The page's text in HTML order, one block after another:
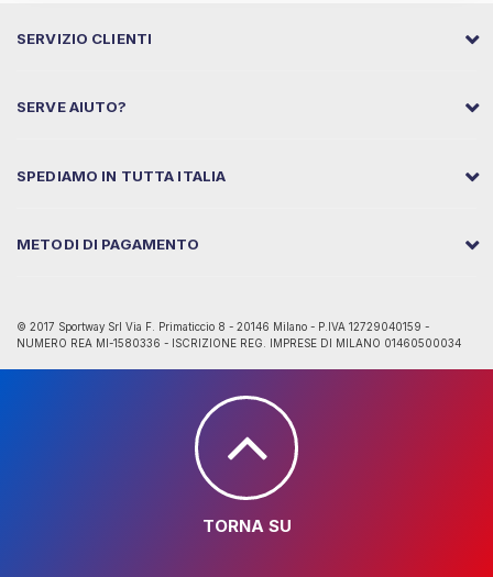
SERVIZIO CLIENTI
SERVE AIUTO?
SPEDIAMO IN TUTTA ITALIA
METODI DI PAGAMENTO
© 2017 Sportway Srl Via F. Primaticcio 8 - 20146 Milano - P.IVA 12729040159 -
NUMERO REA MI-1580336 - ISCRIZIONE REG. IMPRESE DI MILANO 01460500034
TORNA SU